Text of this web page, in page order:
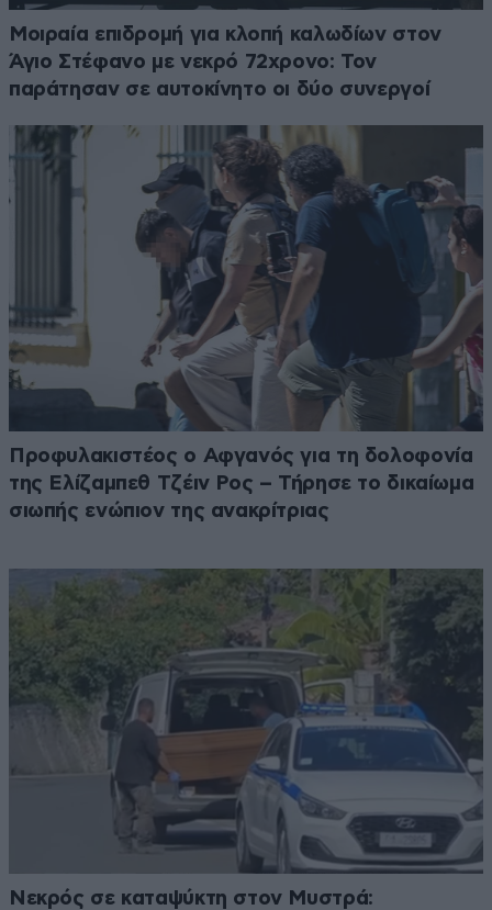
Μοιραία επιδρομή για κλοπή καλωδίων στον
Άγιο Στέφανο με νεκρό 72χρονο: Τον
παράτησαν σε αυτοκίνητο οι δύο συνεργοί
Προφυλακιστέος ο Αφγανός για τη δολοφονία
της Ελίζαμπεθ Τζέιν Ρος – Τήρησε το δικαίωμα
σιωπής ενώπιον της ανακρίτριας
Νεκρός σε καταψύκτη στον Μυστρά: